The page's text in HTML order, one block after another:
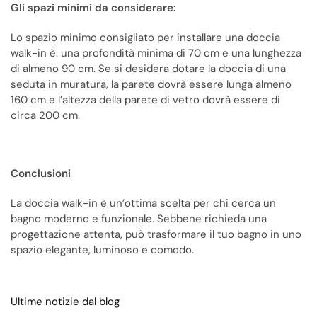
Gli spazi minimi da considerare:
Lo spazio minimo consigliato per installare una doccia
walk-in è: una profondità minima di 70 cm e una lunghezza
di almeno 90 cm. Se si desidera dotare la doccia di una
seduta in muratura, la parete dovrà essere lunga almeno
160 cm e l’altezza della parete di vetro dovrà essere di
circa 200 cm.
Conclusioni
La doccia walk-in è un’ottima scelta per chi cerca un
bagno moderno e funzionale. Sebbene richieda una
progettazione attenta, può trasformare il tuo bagno in uno
spazio elegante, luminoso e comodo.
Ultime notizie dal blog